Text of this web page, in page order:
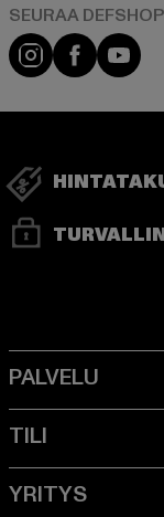
Visit our
Visit